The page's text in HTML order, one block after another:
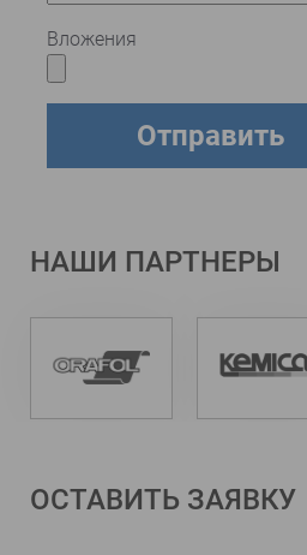
Вложения
НАШИ ПАРТНЕРЫ
ОСТАВИТЬ ЗАЯВКУ